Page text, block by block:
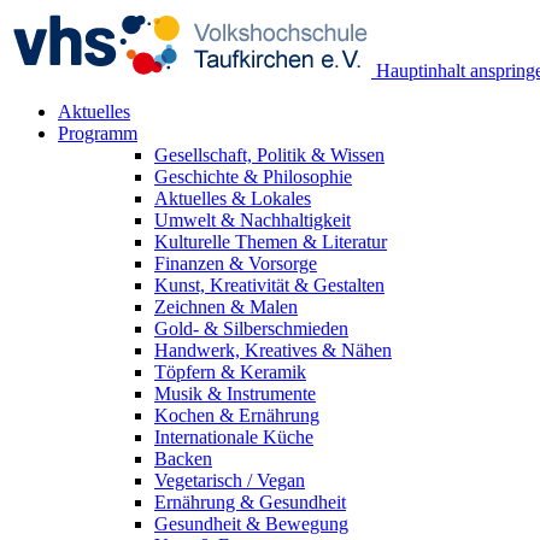
Hauptinhalt
Aktuelles
Programm
Gesellschaft, Politik & Wissen
Geschichte & Philosophie
Aktuelles & Lokales
Umwelt & Nachhaltigkeit
Kulturelle Themen & Literatur
Finanzen & Vorsorge
Kunst, Kreativität & Gestalten
Zeichnen & Malen
Gold- & Silberschmieden
Handwerk, Kreatives & Nähen
Töpfern & Keramik
Musik & Instrumente
Kochen & Ernährung
Internationale Küche
Backen
Vegetarisch / Vegan
Ernährung & Gesundheit
Gesundheit & Bewegung